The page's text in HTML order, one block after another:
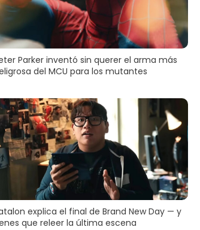
Parker inventó sin querer el arma más
del MCU para los mutantes
explica el final de Brand New Day — y
que releer la última escena